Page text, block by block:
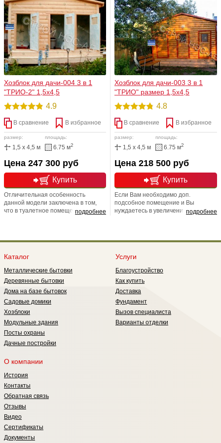
Панели ПВХ 1
Обшивка внешняя
Блок-хаус 2
Площадь
— м2
Длина
— м
Ширина
Хозблок для дачи-004 3 в 1
"ТРИО-2" 1,5х4,5
4.9
В сравнение В избранное
размер:
1,5 x 4,5 м
площадь:
6.75 м2
Купить
Цена 247 300 руб
подробнее
Отличительная особенность
данной модели заключена в том,
что в туалетное помещение уже
подарок мы предлагаем торфяной
готовы полноценно встречать
Хозблок для дачи-003 3 в 1
"ТРИО" размер 1,5х4,5
4.8
В сравнение В избранное
размер:
1,5 x 4,5 м
площадь:
6.75 м2
Купить
Цена 218 500 руб
подробнее
Если Вам необходимо доп.
подсобное помещение и Вы
нуждаетесь в увеличении площади
предлагают хозблок "ТРИО", т.е
Теперь в одном строении
для комфортного пребывания на
даче: ДУШ, ТУАЛЕТ, КЛАДОВКА
Каталог
Металлические бытовки
Деревянные бытовки
Дома на базе бытовок
Садовые домики
Хозблоки
Модульные здания
Посты охраны
Дачные постройки
Услуги
Благоустройство
Как купить
Доставка
Фундамент
Вызов специалиста
Варианты отделки
О компании
История
Контакты
Обратная связь
Отзывы
Видео
Сертификаты
Документы